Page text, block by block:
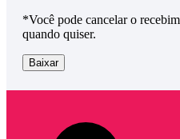
*Você pode cancelar o
quando quiser.